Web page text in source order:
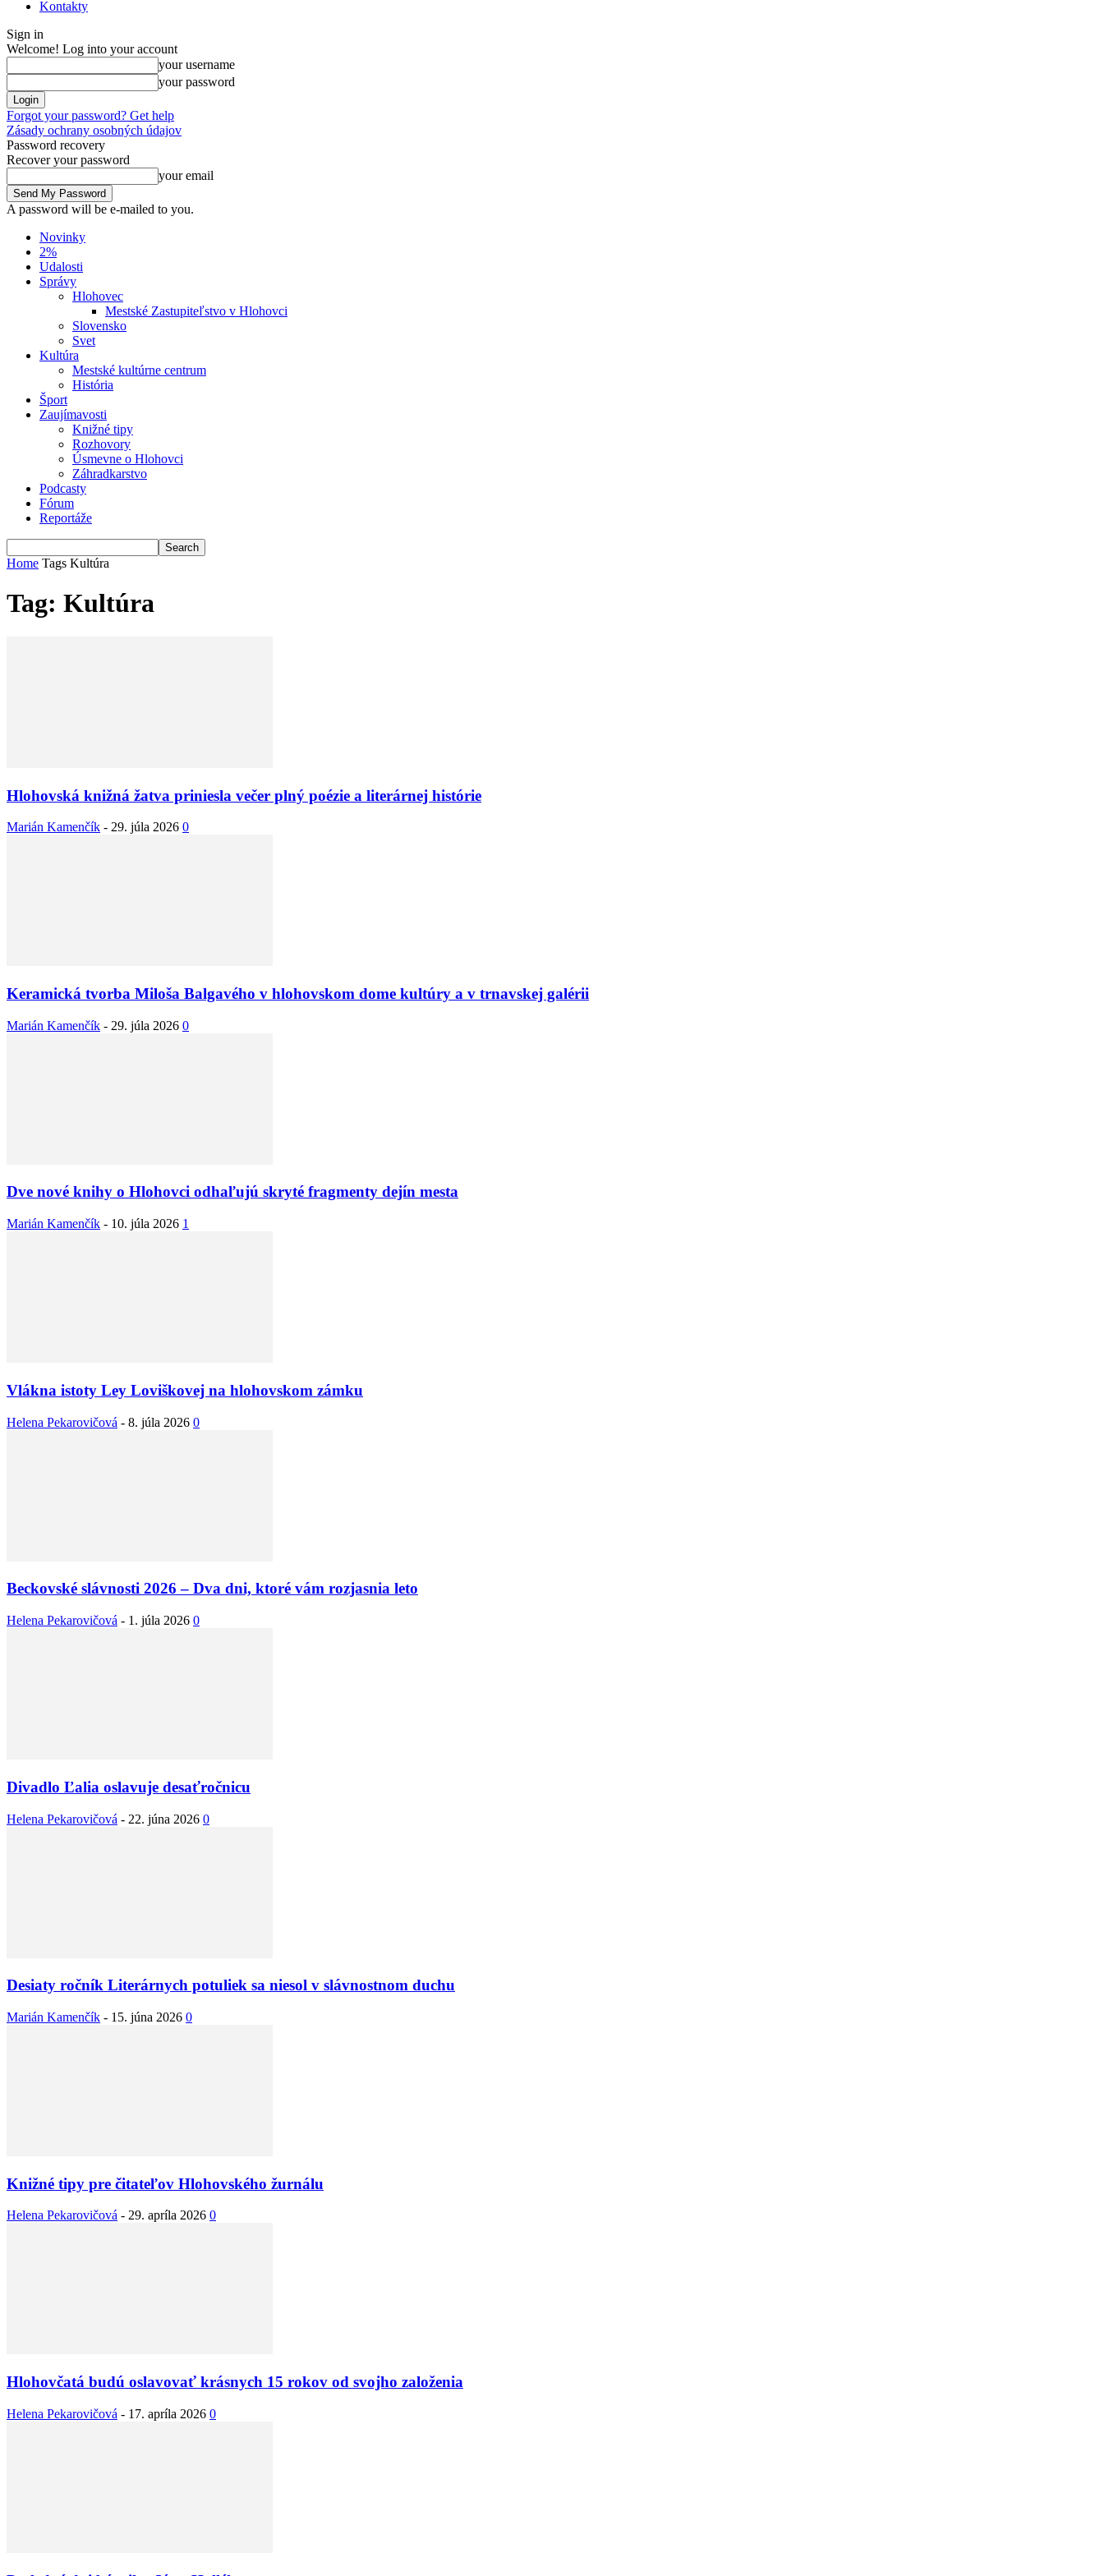
Kontakty
Sign in
Welcome! Log into your account
your username
your password
Forgot your password? Get help
Zásady ochrany osobných údajov
Password recovery
Recover your password
your email
A password will be e-mailed to you.
Novinky
2%
Udalosti
Správy
Hlohovec
Mestské Zastupiteľstvo v Hlohovci
Slovensko
Svet
Kultúra
Mestské kultúrne centrum
História
Šport
Zaujímavosti
Knižné tipy
Rozhovory
Úsmevne o Hlohovci
Záhradkarstvo
Podcasty
Fórum
Reportáže
Home Tags Kultúra
Tag: Kultúra
Hlohovská knižná žatva priniesla večer plný poézie a literárnej histórie
Marián Kamenčík - 29. júla 2026 0
Keramická tvorba Miloša Balgavého v hlohovskom dome kultúry a v trnavskej galérii
Marián Kamenčík - 29. júla 2026 0
Dve nové knihy o Hlohovci odhaľujú skryté fragmenty dejín mesta
Marián Kamenčík - 10. júla 2026 1
Vlákna istoty Ley Loviškovej na hlohovskom zámku
Helena Pekarovičová - 8. júla 2026 0
Beckovské slávnosti 2026 – Dva dni, ktoré vám rozjasnia leto
Helena Pekarovičová - 1. júla 2026 0
Divadlo Ľalia oslavuje desaťročnicu
Helena Pekarovičová - 22. júna 2026 0
Desiaty ročník Literárnych potuliek sa niesol v slávnostnom duchu
Marián Kamenčík - 15. júna 2026 0
Knižné tipy pre čitateľov Hlohovského žurnálu
Helena Pekarovičová - 29. apríla 2026 0
Hlohovčatá budú oslavovať krásnych 15 rokov od svojho založenia
Helena Pekarovičová - 17. apríla 2026 0